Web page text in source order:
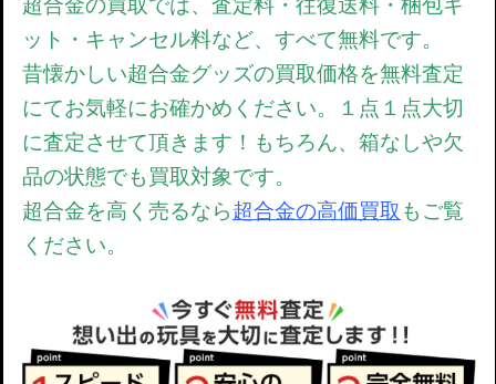
超合金の買取では、 査定料・往復送料・梱包キ
ット・キャンセル料など、すべて無料です。
昔懐かしい超合金グッズの買取価格を無料査定
にてお気軽にお確かめください。
１点１点大切
に査定させて頂きます！もちろん、箱なしや欠
品の状態でも買取対象です。
超合金を高く売るなら超合金の高価買取 もご覧
ください。